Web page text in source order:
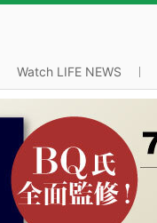
Watch LIFE NEWS